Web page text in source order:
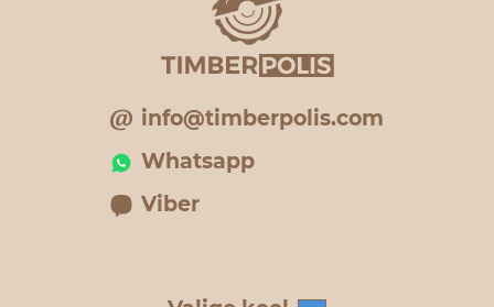
info@timberpolis.com
Whatsapp
Viber